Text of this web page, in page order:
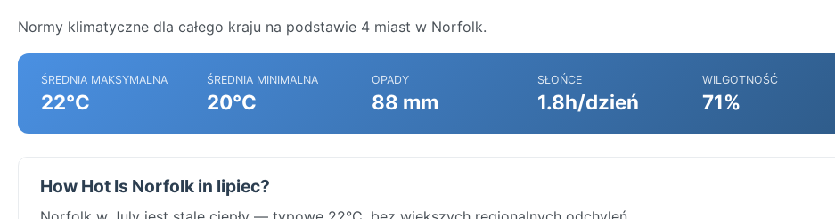
Normy klimatyczne dla całego kraju na podstawie 4 miast w Norfolk.
ŚREDNIA MAKSYMALNA
22°C
ŚREDNIA MINIMALNA
20°C
OPADY
88 mm
SŁOŃCE
1.8h/dzień
WILGOTNOŚĆ
71%
How Hot Is Norfolk in lipiec?